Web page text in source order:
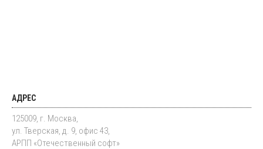
АДРЕС
125009, г. Москва,
ул. Тверская, д. 9, офис 43,
АРПП «Отечественный софт»